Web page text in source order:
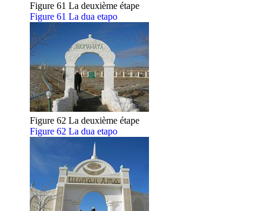
Figure 61 La deuxième étape
Figure 61 La dua etapo
Figure 62 La deuxième étape
Figure 62 La dua etapo